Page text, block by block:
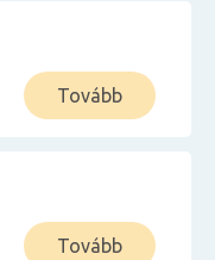
Tovább
Tovább